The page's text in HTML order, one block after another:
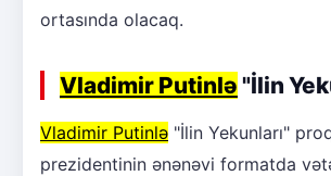
ortasında olacaq.
Vladimir Putinlə "İlin
Vladimir Putinlə "İlin Yekunları"
prezidentinin ənənəvi formatda